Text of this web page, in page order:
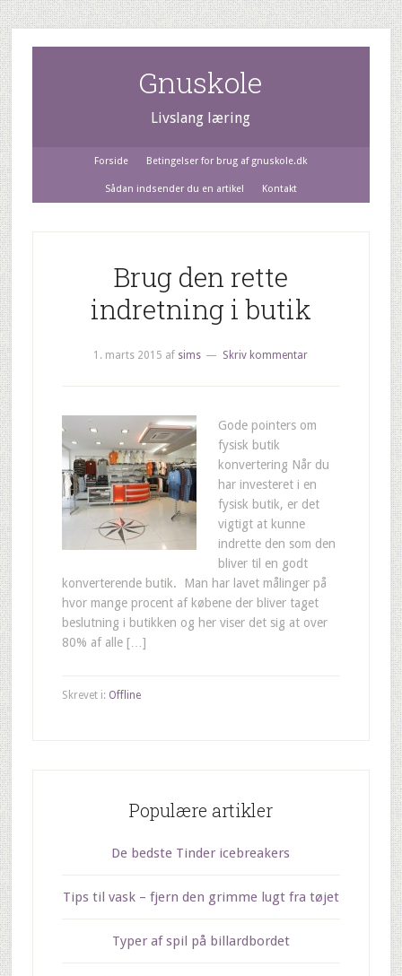
Gnuskole
Livslang læring
Forside Betingelser for brug af gnuskole.dk
Sådan indsender du en artikel Kontakt
Brug den rette
indretning i butik
1. marts 2015 af sims Skriv kommentar
Gode pointers om
fysisk butik
konvertering Når du
har investeret i en
fysisk butik, er det
vigtigt at kunne
indrette den som den
bliver til en godt
konverterende butik. Man har lavet målinger på
hvor mange procent af købene der bliver taget
beslutning i butikken og her viser det sig at over
80% af alle […]
Skrevet i: Offline
Populære artikler
De bedste Tinder icebreakers
Tips til vask – fjern den grimme lugt fra tøjet
Typer af spil på billardbordet